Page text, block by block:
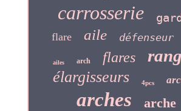
carrosserie
flare aile défenseur
ailes arch flares
élargisseurs 4pcs
arches arche